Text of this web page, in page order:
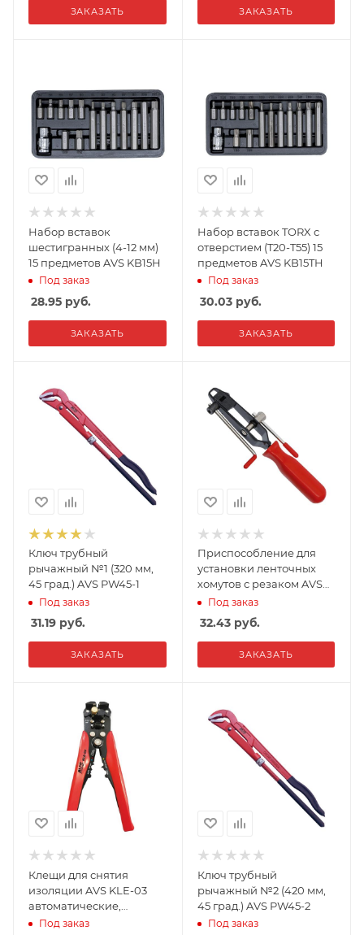
ЗАКАЗАТЬ ЗАКАЗАТЬ
Набор вставок
шестигранных (4-12 мм)
15 предметов AVS KB15H
Под заказ
28.95 руб.
ЗАКАЗАТЬ
Набор вставок TORX с
отверстием (T20-T55) 15
предметов AVS KB15TH
Под заказ
30.03руб.
ЗАКАЗАТЬ
Ключ трубный
рычажный №1 (320 мм,
45 град.) AVS PW45-1
Под заказ
31.19 руб.
ЗАКАЗАТЬ
Приспособление для
установки ленточных
хомутов с резаком AVS
CBT12
Под заказ
32.43руб.
ЗАКАЗАТЬ
Клещи для снятия
изоляции AVS KLE-03
автоматические,
многофункциональные
Под заказ
Ключ трубный
рычажный №2 (420 мм,
45 град.) AVS PW45-2
Под заказ